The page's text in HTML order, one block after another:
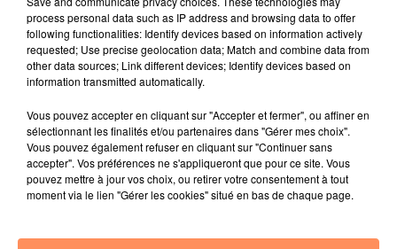
4 juillet 2022
Radio Star Live avec Dadju
27 juin 2022
Marseille : une application pour mettre en
relation extras et...
27 juin 2022
Le cocholed pour jouer à la pétanque
jusqu'au bout de la nuit !
process personal data such as IP address and browsing data to offer
following functionalities: Identify devices based on information actively
requested; Use precise geolocation data; Match and combine data from
other data sources; Link different devices; Identify devices based on
information transmitted automatically.
Vous pouvez accepter en cliquant sur "Accepter et fermer", ou affiner en
sélectionnant les finalités et/ou partenaires dans "Gérer mes choix".
Vous pouvez également refuser en cliquant sur "Continuer sans
accepter". Vos préférences ne s'appliqueront que pour ce site. Vous
pouvez mettre à jour vos choix, ou retirer votre consentement à tout
moment via le lien "Gérer les cookies" situé en bas de chaque page.